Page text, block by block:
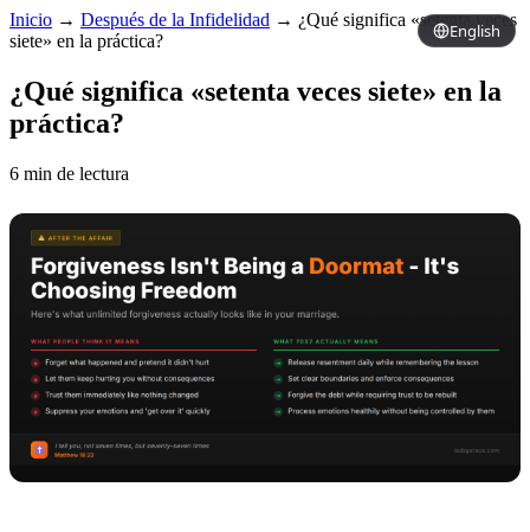
English
Inicio → Después de la Infidelidad → ¿Qué significa «setenta veces
siete» en la práctica?
¿Qué significa «setenta veces siete» en la
práctica?
6 min de lectura